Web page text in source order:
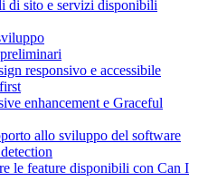
di sito e servizi disponibili
responsivo e accessibile
enhancement e Graceful
allo sviluppo del software
le feature disponibili con Can I